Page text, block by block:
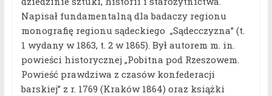
Napisał fundamentalną dla badaczy regionu
monografię regionu sądeckiego „Sądecczyzna” (t.
1 wydany w 1863, t. 2 w 1865). Był autorem m. in.
powieści historycznej „Pobitna pod Rzeszowem.
Powieść prawdziwa z czasów konfederacji
barskiej” z r. 1769 (Kraków 1864) oraz książki